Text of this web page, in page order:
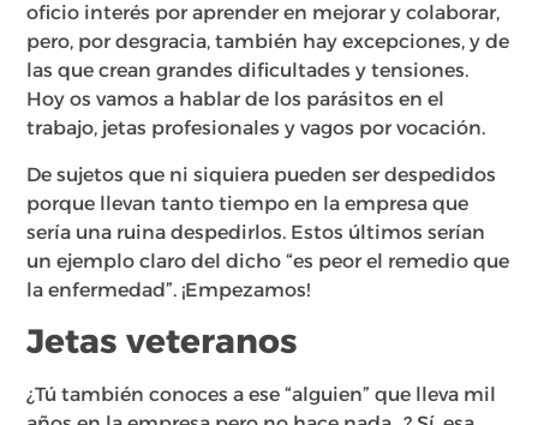
oficio interés por aprender en mejorar y colaborar,
pero, por desgracia, también hay excepciones, y de
las que crean grandes dificultades y tensiones.
Hoy os vamos a hablar de los parásitos en el
trabajo, jetas profesionales y vagos por vocación.
De sujetos que ni siquiera pueden ser despedidos
porque llevan tanto tiempo en la empresa que
sería una ruina despedirlos. Estos últimos serían
un ejemplo claro del dicho “es peor el remedio que
la enfermedad”. ¡Empezamos!
Jetas veteranos
¿Tú también conoces a ese “alguien” que lleva mil